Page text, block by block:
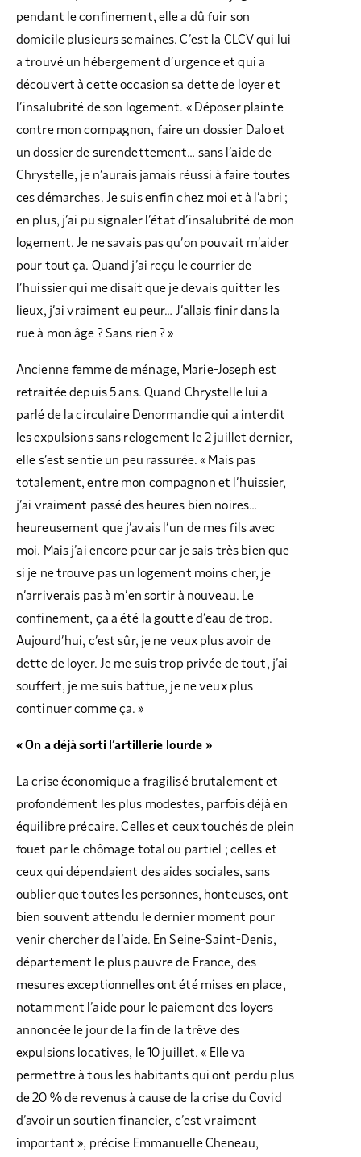
pendant le confinement, elle a dû fuir son
domicile plusieurs semaines. C’est la CLCV qui lui
a trouvé un hébergement d’urgence et qui a
découvert à cette occasion sa dette de loyer et
l’insalubrité de son logement. « Déposer plainte
contre mon compagnon, faire un dossier Dalo et
un dossier de surendettement… sans l’aide de
Chrystelle, je n’aurais jamais réussi à faire toutes
ces démarches. Je suis enfin chez moi et à l’abri ;
en plus, j’ai pu signaler l’état d’insalubrité de mon
logement. Je ne savais pas qu’on pouvait m’aider
pour tout ça. Quand j’ai reçu le courrier de
l’huissier qui me disait que je devais quitter les
lieux, j’ai vraiment eu peur… J’allais finir dans la
rue à mon âge ? Sans rien ? »
Ancienne femme de ménage, Marie-Joseph est
retraitée depuis 5 ans. Quand Chrystelle lui a
parlé de la circulaire Denormandie qui a interdit
les expulsions sans relogement le 2 juillet dernier,
elle s’est sentie un peu rassurée. « Mais pas
totalement, entre mon compagnon et l’huissier,
j’ai vraiment passé des heures bien noires…
heureusement que j’avais l’un de mes fils avec
moi. Mais j’ai encore peur car je sais très bien que
si je ne trouve pas un logement moins cher, je
n’arriverais pas à m’en sortir à nouveau. Le
confinement, ça a été la goutte d’eau de trop.
Aujourd’hui, c’est sûr, je ne veux plus avoir de
dette de loyer. Je me suis trop privée de tout, j’ai
souffert, je me suis battue, je ne veux plus
continuer comme ça. »
« On a déjà sorti l’artillerie lourde »
La crise économique a fragilisé brutalement et
profondément les plus modestes, parfois déjà en
équilibre précaire. Celles et ceux touchés de plein
fouet par le chômage total ou partiel ; celles et
ceux qui dépendaient des aides sociales, sans
oublier que toutes les personnes, honteuses, ont
bien souvent attendu le dernier moment pour
venir chercher de l’aide. En Seine-Saint-Denis,
département le plus pauvre de France, des
mesures exceptionnelles ont été mises en place,
notamment l’aide pour le paiement des loyers
annoncée le jour de la fin de la trêve des
expulsions locatives, le 10 juillet. « Elle va
permettre à tous les habitants qui ont perdu plus
de 20 % de revenus à cause de la crise du Covid
d’avoir un soutien financier, c’est vraiment
important », précise Emmanuelle Cheneau,